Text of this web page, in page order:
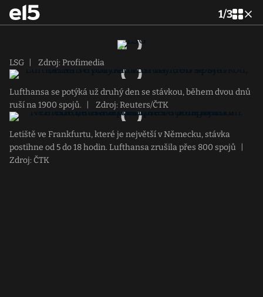
1/3
LSG Zdroj: Profimedia
Lufthansa se potýká už druhý den se stávkou, během dvou dnů
ruší na 1900 spojů.
Zdroj: Reuters/ČTK
Letiště ve Frankfurtu, které je největší v Německu, stávka
postihne od 5 do 18 hodin. Lufthansa zrušila přes 800 spojů
Zdroj: ČTK